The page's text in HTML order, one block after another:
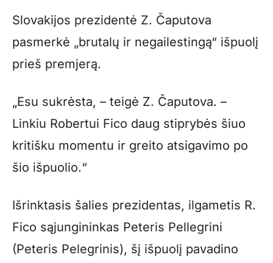
Slovakijos prezidentė Z. Čaputova
pasmerkė „brutalų ir negailestingą“ išpuolį
prieš premjerą.
„Esu sukrėsta, – teigė Z. Čaputova. –
Linkiu Robertui Fico daug stiprybės šiuo
kritišku momentu ir greito atsigavimo po
šio išpuolio.“
Išrinktasis šalies prezidentas, ilgametis R.
Fico sąjungininkas Peteris Pellegrini
(Peteris Pelegrinis), šį išpuolį pavadino